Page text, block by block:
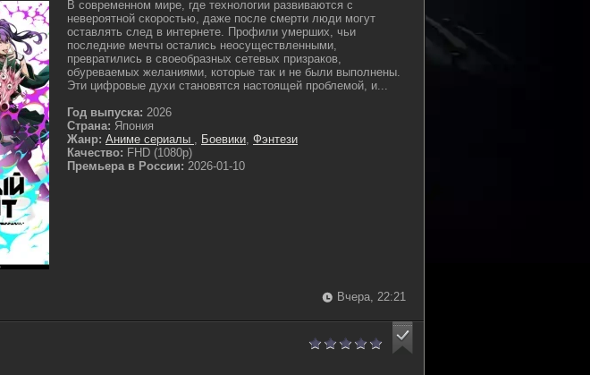
В современном мире, где технологии развиваются с
невероятной скоростью, даже после смерти люди могут
оставлять след в интернете. Профили умерших, чьи
последние мечты остались неосуществленными,
превратились в своеобразных сетевых призраков,
обуреваемых желаниями, которые так и не были выполнены.
Эти цифровые духи становятся настоящей проблемой, и...
Год выпуска: 2026
Страна: Япония
Жанр: Аниме сериалы , Боевики, Фэнтези
Качество: FHD (1080p)
Премьера в России: 2026-01-10
Вчера, 22:21